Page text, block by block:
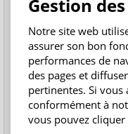
Les champs marqués
Gestion
Notre site web
assurer son bon
performances de
des pages et
pertinentes. Si
conformément à
vous pouvez cliquer